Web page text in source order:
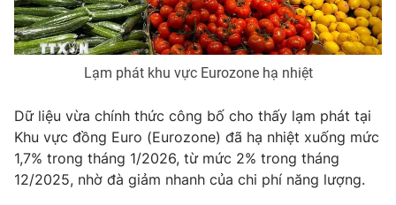
Hậu trường
Nhân vật
Giải sao mai
Điện ảnh
Đời sống
Làm đẹp
Chất lượng cuộc sống
Tuyển sinh
Học trực tuyến
Công nghệ
Hitech Công nghệ tương lai
Giao lưu trực tuyến
Lạm phát khu vực Eurozone hạ nhiệt
Dữ liệu vừa chính thức công bố cho thấy lạm phát tại
Khu vực đồng Euro (Eurozone) đã hạ nhiệt xuống mức
1,7% trong tháng 1/2026, từ mức 2% trong tháng
12/2025, nhờ đà giảm nhanh của chi phí năng lượng.